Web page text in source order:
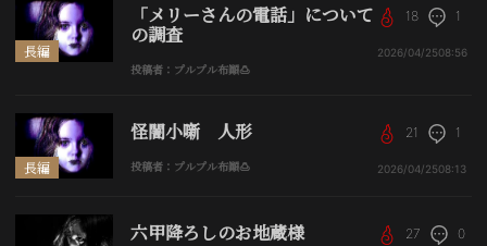
長編
「メリーさんの電話」について
の調査
投稿者：プルプル布顚🍮
18 1
2026/04/2508:56
長編
怪闇小噺 人形
投稿者：プルプル布顚🍮
21 1
2026/04/2508:13
六甲降ろしのお地蔵様 27 0